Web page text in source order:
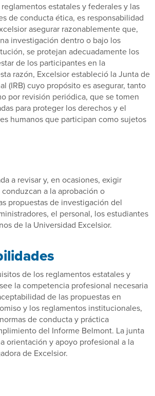
estatales y federales y las
de conducta ética, es responsabilidad
asegurar razonablemente que,
investigación dentro o bajo los
se protejan adecuadamente los
de los participantes en la
razón, Excelsior estableció la Junta de
(IRB) cuyo propósito es asegurar, tanto
por revisión periódica, que se tomen
para proteger los derechos y el
humanos que participan como sujetos
a revisar y, en ocasiones, exigir
a la aprobación o
propuestas de investigación del
el personal, los estudiantes
de la Universidad Excelsior.
de los reglamentos estatales y
la competencia profesional necesaria
de las propuestas en
y los reglamentos institucionales,
de conducta y práctica
del Informe Belmont. La junta
orientación y apoyo profesional a la
de Excelsior.